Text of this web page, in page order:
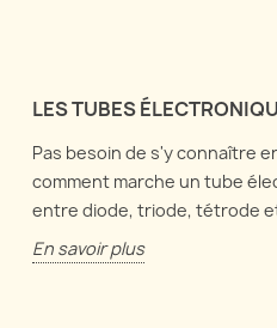
LES TUBES
Pas besoin de s'y connaître
comment marche un tube
entre diode, triode, tétrode
En savoir plus